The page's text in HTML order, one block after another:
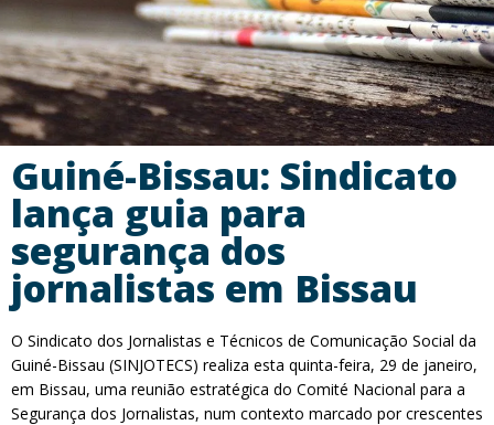
Guiné-Bissau: Sindicato
lança guia para
segurança dos
jornalistas em Bissau
O Sindicato dos Jornalistas e Técnicos de Comunicação Social da
Guiné-Bissau (SINJOTECS) realiza esta quinta-feira, 29 de janeiro,
em Bissau, uma reunião estratégica do Comité Nacional para a
Segurança dos Jornalistas, num contexto marcado por crescentes